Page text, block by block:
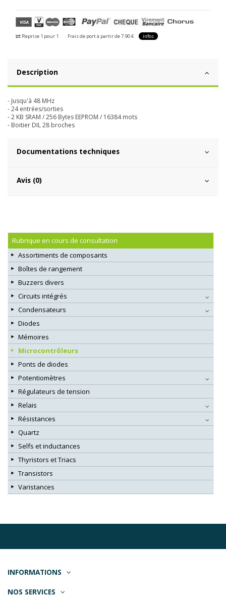
Reprise 1 pour 1 Frais de port à partir de 7.90 € infos
Description
- Jusqu'à 48 MHz
- 24 entrées/sorties
- 2 KB SRAM / 256 Bytes EEPROM / 16384 mots
- Boitier DIL 28 broches
Documentations techniques
Avis (0)
Rubrique en cours de consultation
Assortiments de composants
Boîtes de rangement
Buzzers divers
Circuits intégrés
Condensateurs
Diodes
Mémoires
Microcontrôleurs
Ponts de diodes
Potentiomètres
Régulateurs de tension
Relais
Résistances
Quartz
Selfs et inductances
Thyristors et Triacs
Transistors
Varistances
INFORMATIONS
NOS SERVICES